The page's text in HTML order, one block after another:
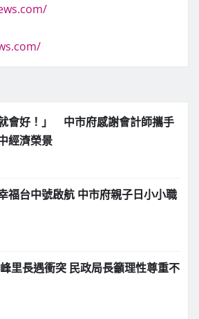
會好！」 中市府感謝會計師攜手
經濟榮景
福台中號啟航 中市府親子日小小職
里長遇衝突 民政局長籲理性尊重不